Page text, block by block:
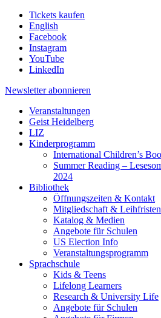
Tickets kaufen
English
Facebook
Instagram
YouTube
LinkedIn
Newsletter abonnieren
Veranstaltungen
Geist Heidelberg
LIZ
Kinderprogramm
International Children’s
Summer Reading –
2024
Bibliothek
Öffnungszeiten & Kontakt
Mitgliedschaft & Leihfristen
Katalog & Medien
Angebote für Schulen
US Election Info
Veranstaltungsprogramm
Sprachschule
Kids & Teens
Lifelong Learners
Research & University Life
Angebote für Schulen